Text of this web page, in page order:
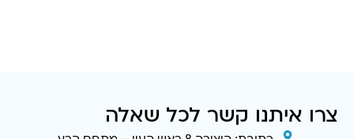
צרו איתנו קשר לכל שאלה